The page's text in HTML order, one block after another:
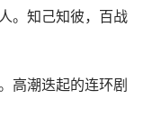
。知己知彼，百战
高潮迭起的连环剧